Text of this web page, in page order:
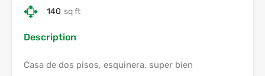
140 sq ft
Description
Casa de dos pisos, esquinera, super bien